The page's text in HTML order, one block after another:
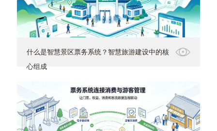
什么是智慧景区票务系统？智慧旅游建设中的核
心组成